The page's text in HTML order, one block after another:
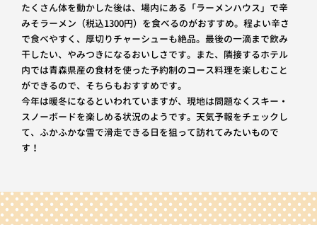
たくさん体を動かした後は、場内にある「ラーメンハウス」で辛
みそラーメン（税込1300円）を食べるのがおすすめ。程よい辛さ
で食べやすく、厚切りチャーシューも絶品。最後の一滴まで飲み
干したい、やみつきになるおいしさです。また、隣接するホテル
内では青森県産の食材を使った予約制のコース料理を楽しむこと
ができるので、そちらもおすすめです。
今年は暖冬になるといわれていますが、現地は問題なくスキー・
スノーボードを楽しめる状況のようです。天気予報をチェックし
て、ふかふかな雪で滑走できる日を狙って訪れてみたいもので
す！